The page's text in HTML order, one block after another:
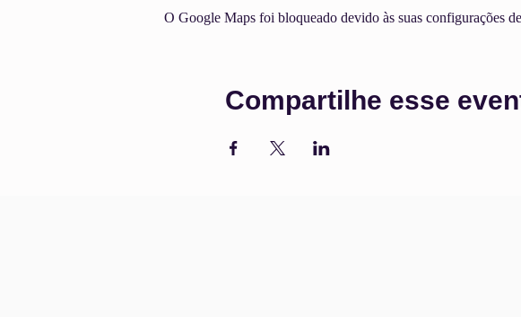
O Google Maps foi bloqueado devido às suas configurações
Compartilhe esse